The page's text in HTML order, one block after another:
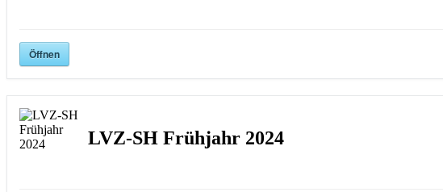
Öffnen
LVZ-SH Frühjahr 2024